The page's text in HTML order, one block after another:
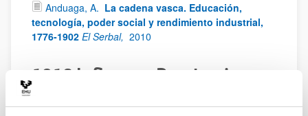
Anduaga, A. La cadena vasca. Educación,
tecnología, poder social y rendimiento industrial,
1776-1902 El Serbal, 2010
1918 Influenza Pandemic